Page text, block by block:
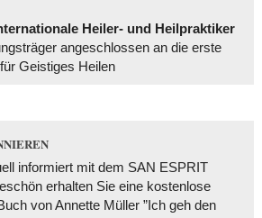
Heiler- und Heilpraktiker
angeschlossen an die erste
Geistiges Heilen
informiert mit dem SAN ESPRIT
erhalten Sie eine kostenlose
von Annette Müller ”Ich geh den